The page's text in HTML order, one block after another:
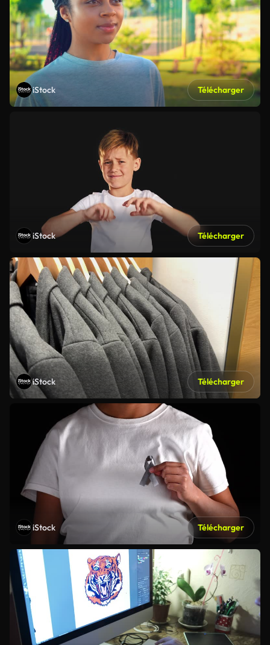
iStock Télécharger
iStock Télécharger
iStock Télécharger
iStock Télécharger